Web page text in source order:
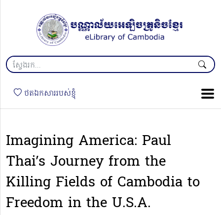
ថតឯកសាររបស់ខ្ញុំ
Imagining America: Paul
Thai’s Journey from the
Killing Fields of Cambodia to
Freedom in the U.S.A.